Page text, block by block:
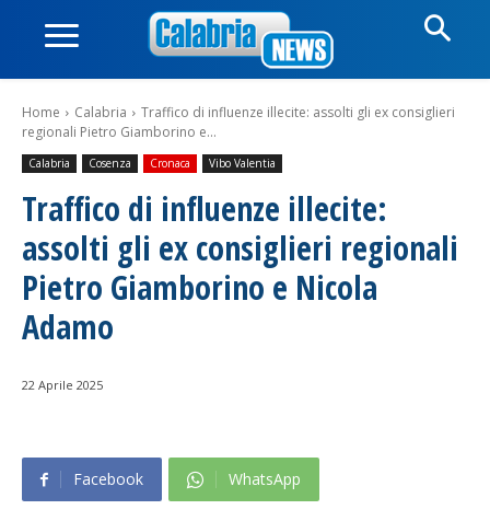
Home Calabria
Traffico di influenze illecite: assolti gli ex consiglieri
regionali Pietro Giamborino e...
Calabria Cosenza Cronaca Vibo Valentia
Traffico di influenze illecite:
assolti gli ex consiglieri regionali
Pietro Giamborino e Nicola
Adamo
22 Aprile 2025
Facebook WhatsApp